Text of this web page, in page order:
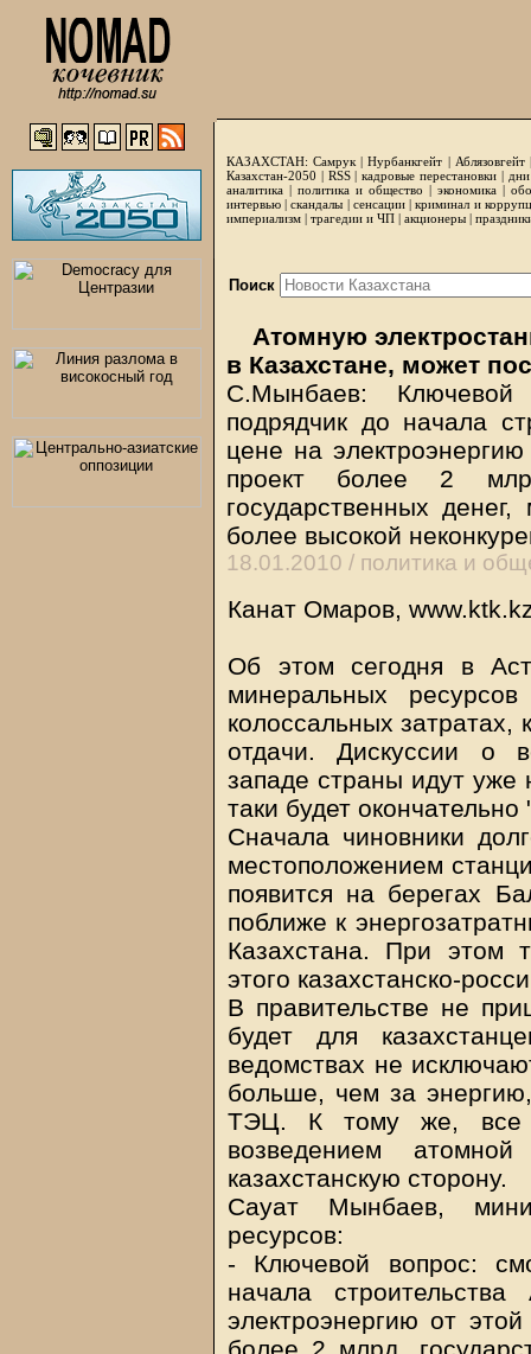
КАЗАХСТАН: Самрук |Нурбанкгейт | Аблязовгейт
Казахстан-2050 | RSS|кадровые перестановки|
аналитика | политика и общество | экономика |
интервью |скандалы | сенсации|криминал и
империализм | трагедии и ЧП | акционеры |
Поиск
Атомную
в Казахстане, может
С.Мынбаев:
подрядчик до начала
цене на
проект более 2
государственных
более высокой
18.01.2010 / политика и
Канат Омаров, www.
Об этом сегодня в
минеральных
колоссальных затратах,
отдачи. Дискуссии о
западе страны идут уже
таки будет
Сначала чиновники
местоположением
появится на берегах
поближе к
Казахстана. При этом
этого казахстанско-
В правительстве не
будет для
ведомствах не
больше, чем за
ТЭЦ. К тому же, все
возведением
казахстанскую сторону.
Сауат Мынбаев,
ресурсов:
- Ключевой вопрос:
начала
электроэнергию от